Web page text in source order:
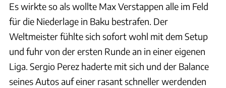
Es wirkte so als wollte Max Verstappen alle im Feld
für die Niederlage in Baku bestrafen. Der
Weltmeister fühlte sich sofort wohl mit dem Setup
und fuhr von der ersten Runde an in einer eigenen
Liga. Sergio Perez haderte mit sich und der Balance
seines Autos auf einer rasant schneller werdenden